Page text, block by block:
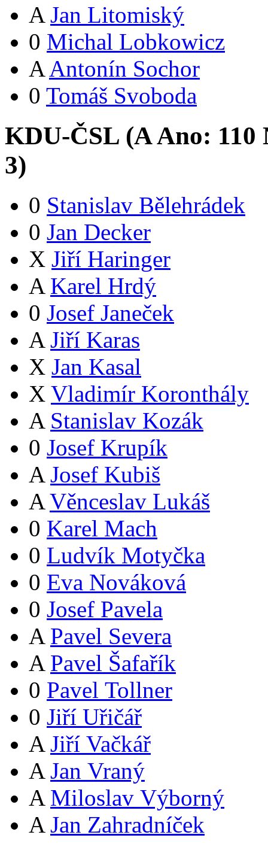
A Jan Litomiský
0 Michal Lobkowicz
A Antonín Sochor
0 Tomáš Svoboda
KDU-ČSL (AAno: 110
3)
0 Stanislav Bělehrádek
0 Jan Decker
X Jiří Haringer
A Karel Hrdý
0 Josef Janeček
A Jiří Karas
X Jan Kasal
X Vladimír Koronthály
A Stanislav Kozák
0 Josef Krupík
A Josef Kubiš
A Věnceslav Lukáš
0 Karel Mach
0 Ludvík Motyčka
0 Eva Nováková
0 Josef Pavela
A Pavel Severa
A Pavel Šafařík
0 Pavel Tollner
0 Jiří Uřičář
A Jiří Vačkář
A Jan Vraný
A Miloslav Výborný
A Jan Zahradníček